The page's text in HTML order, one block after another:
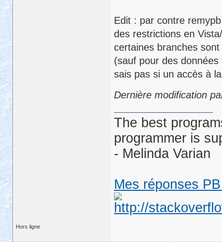
Edit : par contre
des restrictions en
certaines branches
(sauf pour des
sais pas si un accès à
Dernière modification
The best
programmer is
- Melinda Varian
Mes réponses
Hors ligne